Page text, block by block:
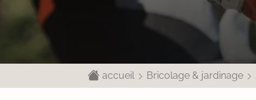
accueil Bricolage & jardinage